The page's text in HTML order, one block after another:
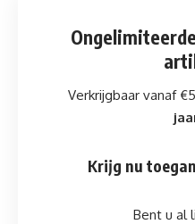
Verkrijgbaar vanaf
Krijg nu
Bent u al